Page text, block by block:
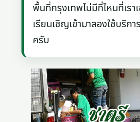
พื้นที่กรุงเทพไม่มีที่ไหนที่เรา
เรียนเชิญเข้ามาลองใช้บริกา
ครับ